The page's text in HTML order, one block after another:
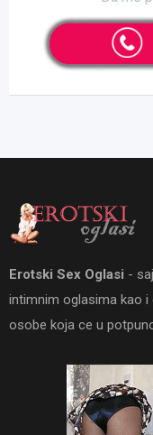
Erotski Sex Oglasi -
intimnim oglasima kao
osobe koja ce u